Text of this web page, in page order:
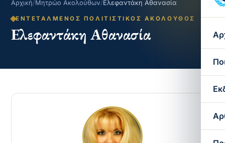
Αρχική/Μητρώο Ακολούθων/Ελεφαντάκη Αθανασία
ΕΝΤΕΤΑΛΜΈΝΟΣ ΠΟΛΙΤΙΣΤΙΚΌΣ ΑΚΌΛΟΥΘΟΣ
Ελεφαντάκη Αθανασία